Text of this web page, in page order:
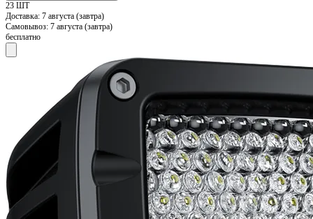
23 ШТ
Доставка: 7 августа (завтра)
Самовывоз: 7 августа (завтра)
бесплатно